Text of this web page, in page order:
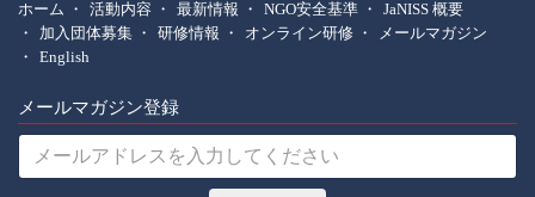
ホーム 活動内容 最新情報 NGO安全基準
JaNISS 概要
加入団体募集
研修情報 オンライン研修
メールマガジン
English
メールマガジン登録